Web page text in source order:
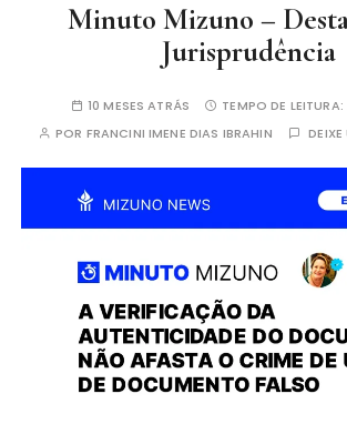
Minuto Mizuno –
Jurisprudência
10 MESES ATRÁS TEMPO DE LEITURA:
POR FRANCINI IMENE DIAS IBRAHIN